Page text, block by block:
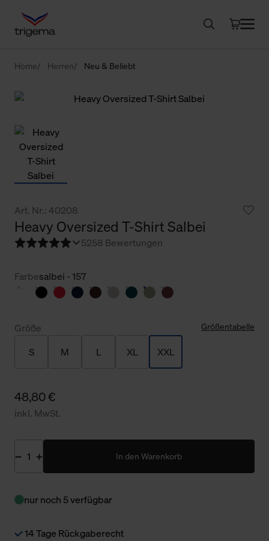
Home Herren Neu & Beliebt
Art. Nr.: 40208
Heavy Oversized T-Shirt Salbei
5258 Bewertungen
Farbesalbei - 157
Größe Größentabelle
S M L XL XXL
48,80 €
inkl. MwSt.
In den Warenkorb
nur noch 5 verfügbar
14 Tage Rückgaberecht